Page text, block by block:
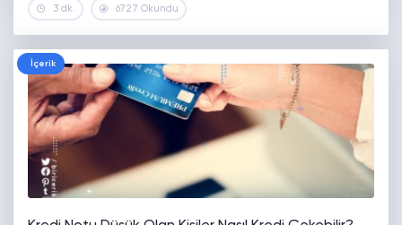
yatırım aracının fiyatının nasıl belirlendiği de oldukça…
3 dk. 6727 Okundu
İçerik